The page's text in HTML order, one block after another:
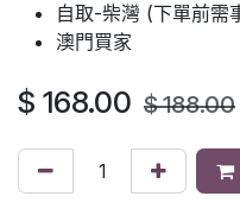
自取-柴灣 (下單前需
澳門買家
$ 168.00 $188.00